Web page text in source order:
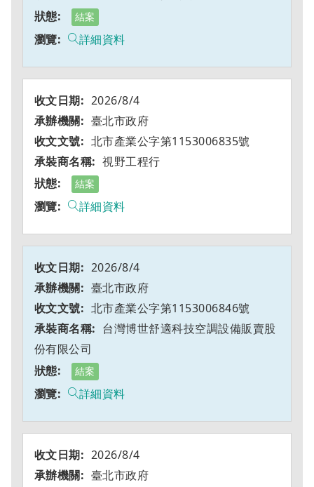
結案
詳細資料
2026/8/4
臺北市政府
北市產業公字第1153006835號
視野工程行
結案
詳細資料
2026/8/4
臺北市政府
北市產業公字第1153006846號
台灣博世舒適科技空調設備販賣股
份有限公司
結案
詳細資料
2026/8/4
臺北市政府